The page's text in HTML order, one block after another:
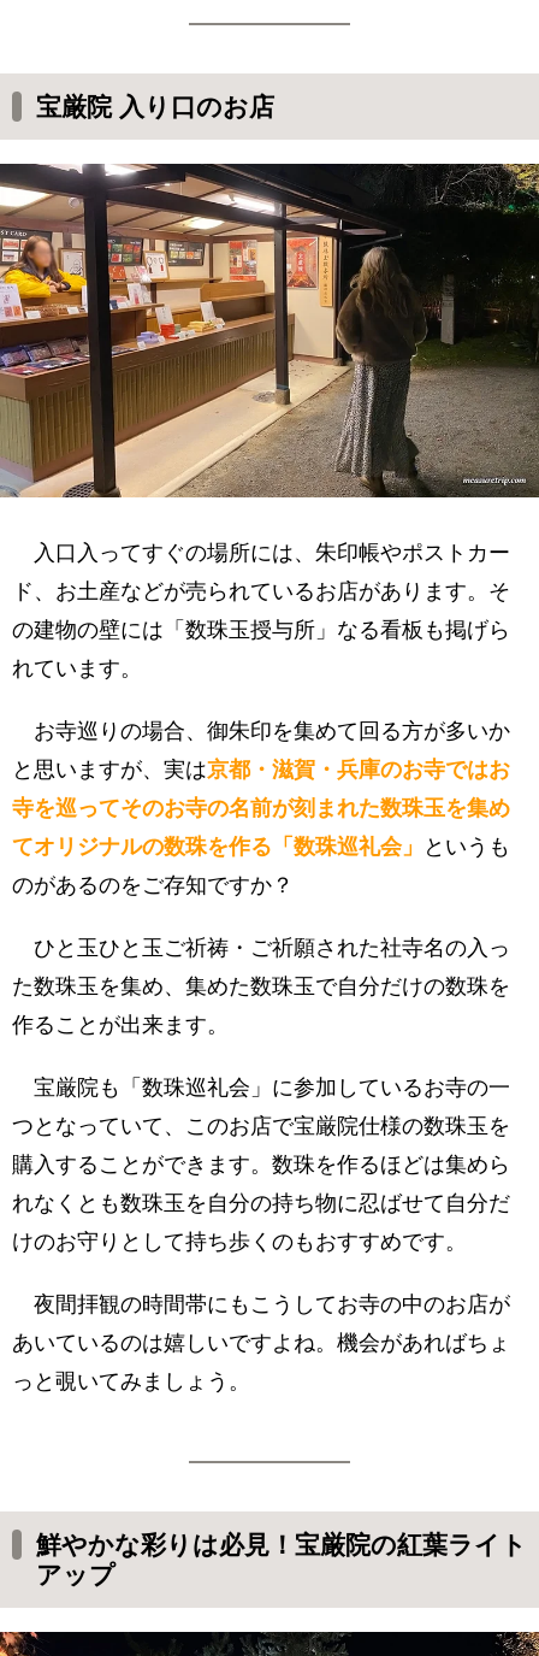
宝厳院 入り口のお店
入口入ってすぐの場所には、朱印帳やポストカー
ド、お土産などが売られているお店があります。そ
の建物の壁には「数珠玉授与所」なる看板も掲げら
れています。
お寺巡りの場合、御朱印を集めて回る方が多いか
と思いますが、実は京都・滋賀・兵庫のお寺ではお
寺を巡ってそのお寺の名前が刻まれた数珠玉を集め
てオリジナルの数珠を作る「数珠巡礼会」
というも
のがあるのをご存知ですか？
ひと玉ひと玉ご祈祷・ご祈願された社寺名の入っ
た数珠玉を集め、集めた数珠玉で自分だけの数珠を
作ることが出来ます。
宝厳院も「数珠巡礼会」に参加しているお寺の一
つとなっていて、このお店で宝厳院仕様の数珠玉を
購入することができます。数珠を作るほどは集めら
れなくとも数珠玉を自分の持ち物に忍ばせて自分だ
けのお守りとして持ち歩くのもおすすめです。
夜間拝観の時間帯にもこうしてお寺の中のお店が
あいているのは嬉しいですよね。機会があればちょ
っと覗いてみましょう。
鮮やかな彩りは必見！宝厳院の紅葉ライト
アップ